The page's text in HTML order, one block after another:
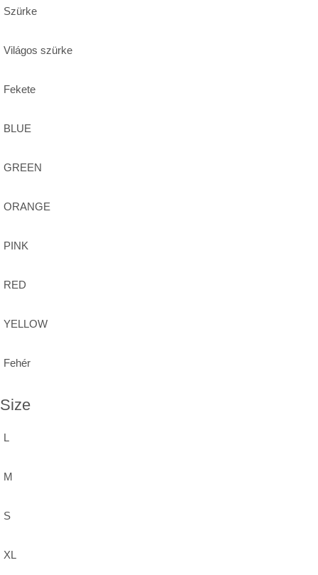
Szürke
Világos szürke
Fekete
BLUE
GREEN
ORANGE
PINK
RED
YELLOW
Fehér
Size
L
M
S
XL